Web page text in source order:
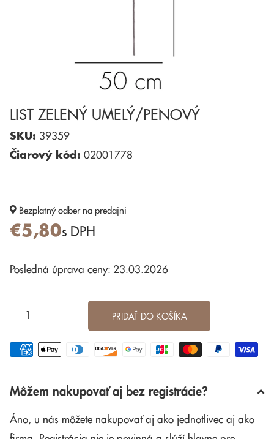
LIST ZELENÝ UMELÝ/PENOVÝ
SKU: 39359
Čiarový kód: 02001778
Bezplatný odber na predajni
€5,80s DPH
Posledná úprava ceny: 23.03.2026
PRIDAŤ DO KOŠÍKA
Môžem nakupovať aj bez registrácie?
Áno, u nás môžete nakupovať aj ako jednotlivec aj ako